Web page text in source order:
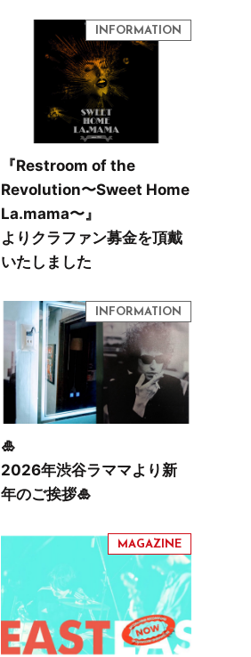
『Restroom of the
Revolution〜Sweet Home
La.mama〜』
よりクラファン募金を頂戴
いたしました
🎍
2026年渋谷ラママより新
年のご挨拶🎍